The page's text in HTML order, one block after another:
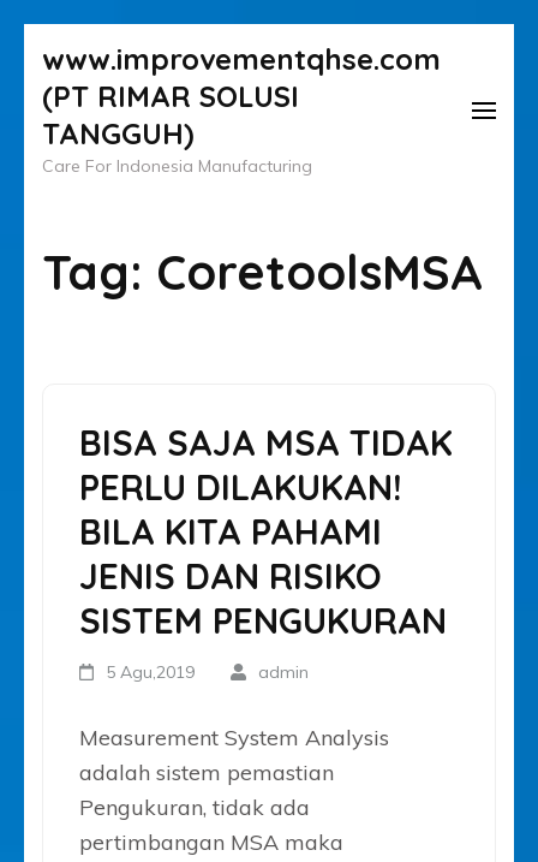
ke
konten
(Tekan
Enter)
www.improvementqhse.com
(PT RIMAR SOLUSI
TANGGUH)
Care For Indonesia Manufacturing
Tag: CoretoolsMSA
BISA SAJA MSA TIDAK
PERLU DILAKUKAN!
BILA KITA PAHAMI
JENIS DAN RISIKO
SISTEM PENGUKURAN
5 Agu,2019 admin
Measurement System Analysis
adalah sistem pemastian
Pengukuran, tidak ada
pertimbangan MSA maka